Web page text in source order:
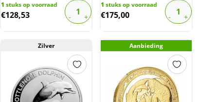
1 stuks op voorraad
€128,53
1 stuks op voorraad
€175,00
Zilver Aanbieding